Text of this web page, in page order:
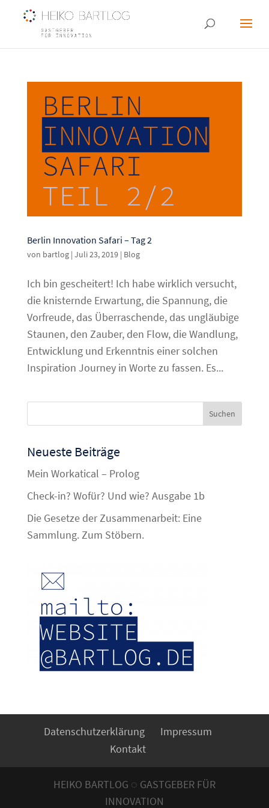
Berlin Innovation Safari – Tag 2
von bartlog| Juli 23, 2019| Blog
Ich bin gescheitert! Ich habe wirklich versucht,
die knisternde Erwartung, die Spannung, die
Vorfreude, das Überraschende, das ungläubige
Staunen, den Zauber, den Flow, die Wandlung,
Entwicklung und Erkenntnis einer solchen
Inspiration Journey in Worte zu fassen. Es...
Neueste Beiträge
Mein Workatical – Prolog
Check-in? Wofür? Und wie? Ausgabe 1b
Die Gesetze der Zusammenarbeit: Eine
Sammlung. Zum Stöbern.
Datenschutzerklärung
Impressum
Kontakt
HEIKO BARTLOG ◌ GASTGEBER FÜR
INNOVATION